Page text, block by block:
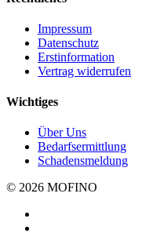
Impressum
Datenschutz
Erstinformation
Vertrag widerrufen
Wichtiges
Über Uns
Bedarfsermittlung
Schadensmeldung
© 2026 MOFINO